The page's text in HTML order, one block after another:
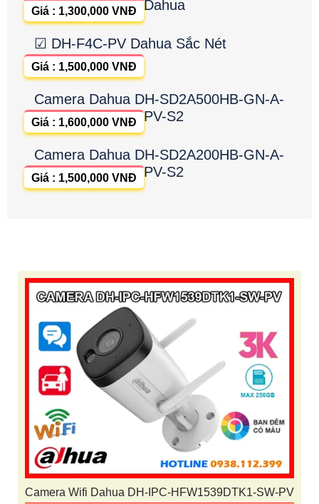
Dahua
Giá : 1,300,000 VNĐ
☑ DH-F4C-PV Dahua Sắc Nét
Giá : 1,500,000 VNĐ
Camera Dahua DH-SD2A500HB-GN-A-
PV-S2
Giá : 1,600,000 VNĐ
Camera Dahua DH-SD2A200HB-GN-A-
PV-S2
Giá : 1,500,000 VNĐ
Camera Wifi Dahua DH-IPC-HFW1539DTK1-SW-PV